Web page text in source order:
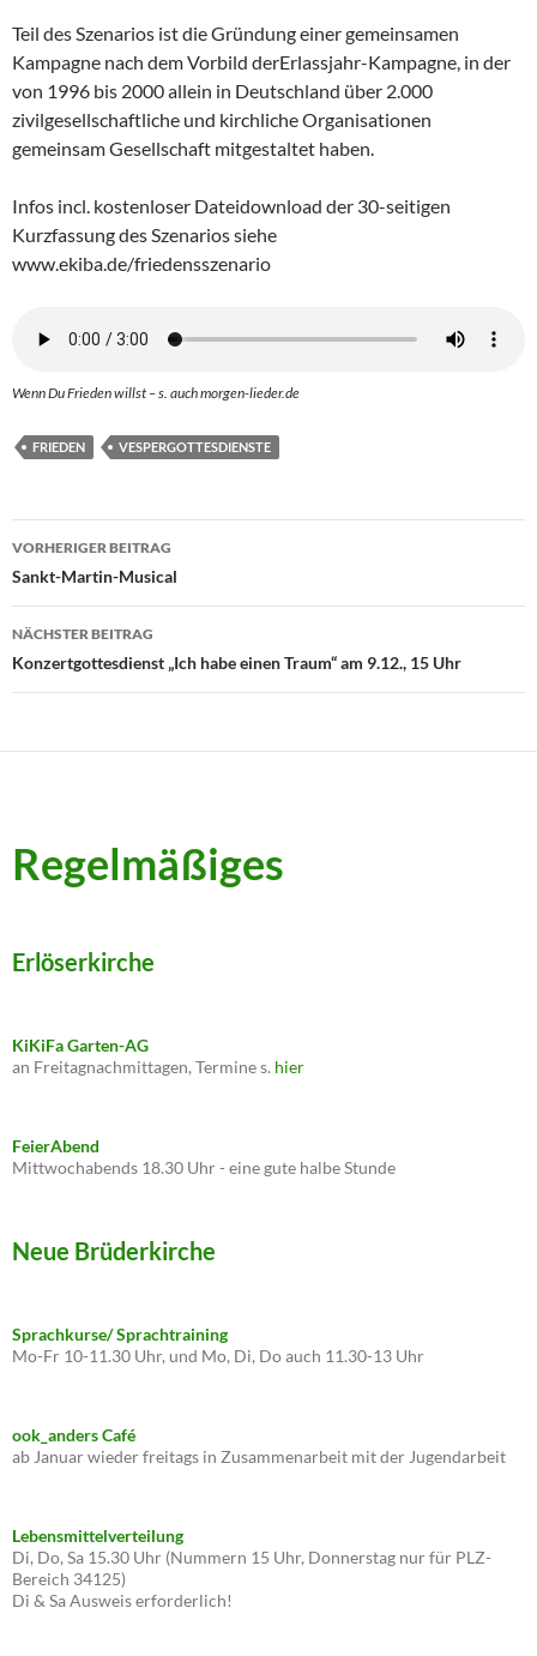
Teil des Szenarios ist die Gründung einer gemeinsamen
Kampagne nach dem Vorbild derErlassjahr-Kampagne, in der
von 1996 bis 2000 allein in Deutschland über 2.000
zivilgesellschaftliche und kirchliche Organisationen
gemeinsam Gesellschaft mitgestaltet haben.
Infos incl. kostenloser Dateidownload der 30-seitigen
Kurzfassung des Szenarios siehe
www.ekiba.de/friedensszenario
Wenn Du Frieden willst – s. auch morgen-lieder.de
FRIEDEN VESPERGOTTESDIENSTE
Beitragsnavigation
VORHERIGER BEITRAG
Sankt-Martin-Musical
NÄCHSTER BEITRAG
Konzertgottesdienst „Ich habe einen Traum“ am 9.12., 15 Uhr
Regelmäßiges
Erlöserkirche
KiKiFa Garten-AG
an Freitagnachmittagen, Termine s. hier
FeierAbend
Mittwochabends 18.30 Uhr - eine gute halbe Stunde
Neue Brüderkirche
Sprachkurse/ Sprachtraining
Mo-Fr 10-11.30 Uhr, und Mo, Di, Do auch 11.30-13 Uhr
ook_anders Café
ab Januar wieder freitags in Zusammenarbeit mit der Jugendarbeit
Lebensmittelverteilung
Di, Do, Sa 15.30 Uhr (Nummern 15 Uhr, Donnerstag nur für PLZ-
Bereich 34125)
Di & Sa Ausweis erforderlich!